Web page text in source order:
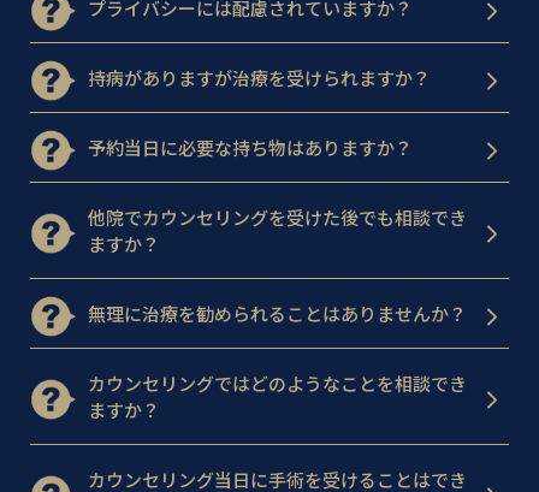
プライバシーには配慮されていますか？
持病がありますが治療を受けられますか？
予約当日に必要な持ち物はありますか？
他院でカウンセリングを受けた後でも相談でき
ますか？
無理に治療を勧められることはありませんか？
カウンセリングではどのようなことを相談でき
ますか？
カウンセリング当日に手術を受けることはでき